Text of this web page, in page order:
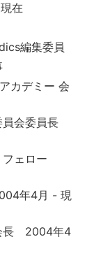
在
編集委員
カデミー 会
員会委員長
フェロー
年4月 - 現
長 2004年4